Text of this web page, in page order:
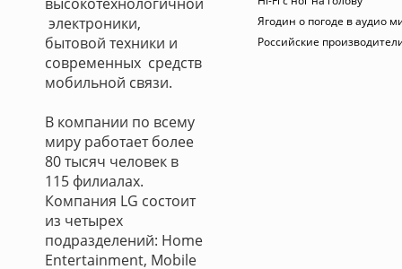
электроники,
бытовой техники и
современных средств
мобильной связи.
В компании по всему
миру работает более
80 тысяч человек в
115 филиалах.
Компания LG состоит
из четырех
подразделений: Home
Entertainment, Mobile
Ягодин о погоде в аудио
Российские